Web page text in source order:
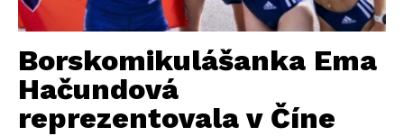
Borskomikulášanka Ema
Hačundová
reprezentovala v Číne